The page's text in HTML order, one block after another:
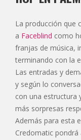
La producción que
a Faceblind como
franjas de música,
terminando con la
Las entradas y
y según lo
con una estructura
más sorpresas
Además para esta
Credomatic pondrá